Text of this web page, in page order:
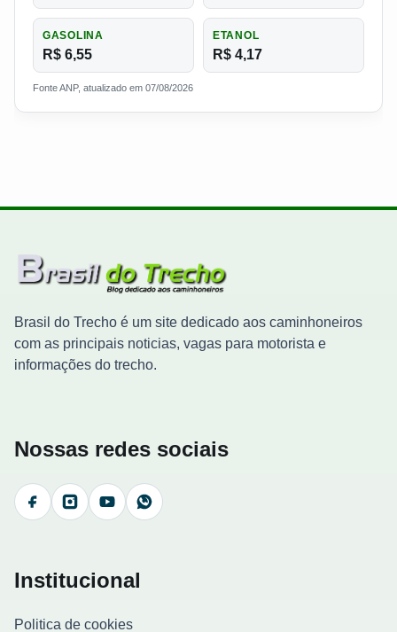
GASOLINA
R$ 6,55
ETANOL
R$ 4,17
Fonte ANP, atualizado em 07/08/2026
Brasil do Trecho é um site dedicado aos caminhoneiros
com as principais noticias, vagas para motorista e
informações do trecho.
Nossas redes sociais
FacebookInstagramYouTubeWhatsApp
Institucional
Politica de cookies